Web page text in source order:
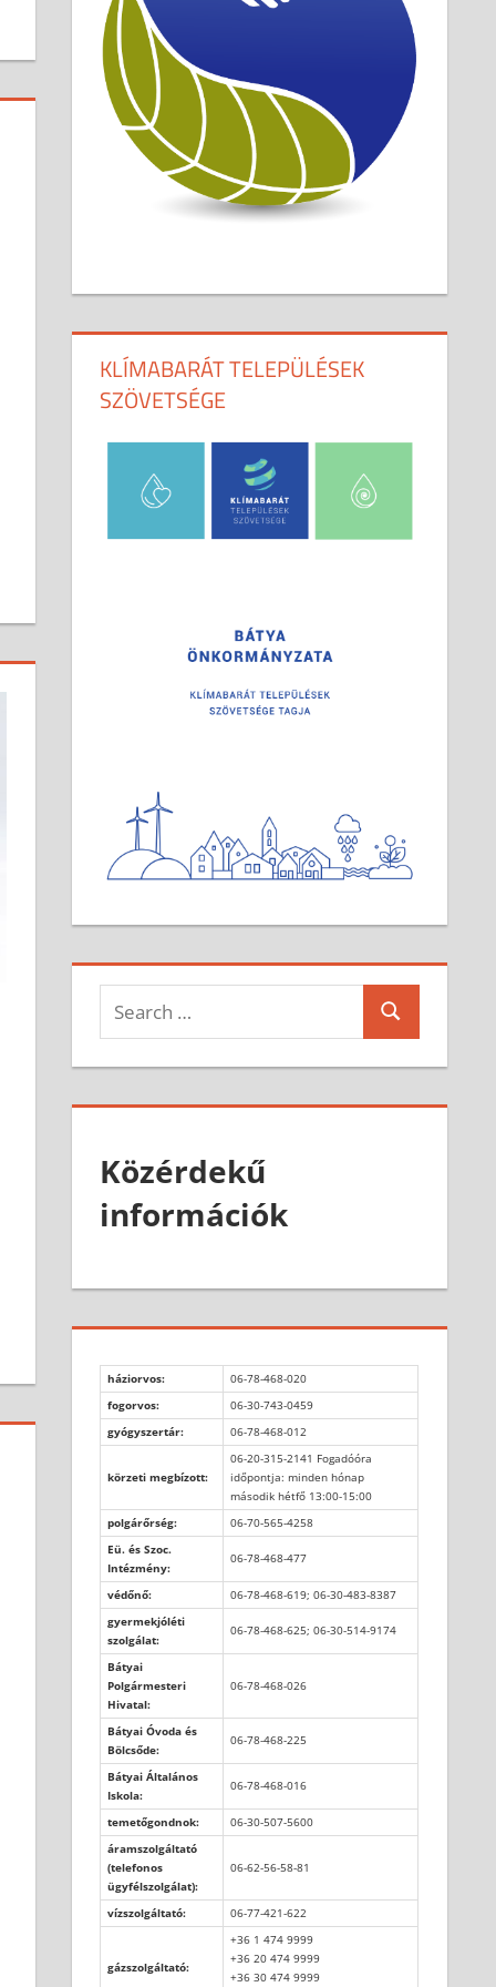
KLÍMABARÁT TELEPÜLÉSEK
SZÖVETSÉGE
Search
for:
Search
Közérdekű
információk
háziorvos:
06-78-468-020
fogorvos:
06-30-743-0459
gyógyszertár:
06-78-468-012
körzeti megbízott:
06-20-315-2141 Fogadóóra
időpontja: minden hónap
második hétfő 13:00-15:00
polgárőrség:
06-70-565-4258
Eü. és Szoc.
Intézmény:
06-78-468-477
védőnő:
06-78-468-619; 06-30-483-8387
gyermekjóléti
szolgálat:
06-78-468-625; 06-30-514-9174
Bátyai
Polgármesteri
Hivatal:
06-78-468-026
Bátyai Óvoda és
Bölcsőde:
06-78-468-225
Bátyai Általános
Iskola:
06-78-468-016
temetőgondnok:
06-30-507-5600
áramszolgáltató
(telefonos
ügyfélszolgálat):
06-62-56-58-81
vízszolgáltató: 06-77-421-622
gázszolgáltató:
+36 1 474 9999
+36 20 474 9999
+36 30 474 9999